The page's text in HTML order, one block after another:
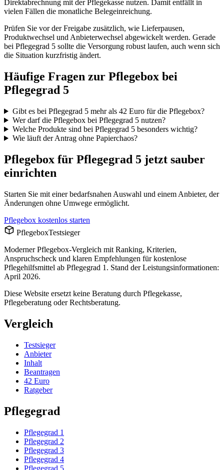
Direktabrechnung mit der Pflegekasse nutzen. Damit entfällt in
vielen Fällen die monatliche Belegeinreichung.
Prüfen Sie vor der Freigabe zusätzlich, wie Lieferpausen,
Produktwechsel und Anbieterwechsel abgewickelt werden. Gerade
bei Pflegegrad 5 sollte die Versorgung robust laufen, auch wenn sich
die Situation kurzfristig ändert.
Häufige Fragen zur Pflegebox bei
Pflegegrad 5
Gibt es bei Pflegegrad 5 mehr als 42 Euro für die Pflegebox?
Wer darf die Pflegebox bei Pflegegrad 5 nutzen?
Welche Produkte sind bei Pflegegrad 5 besonders wichtig?
Wie läuft der Antrag ohne Papierchaos?
Pflegebox für Pflegegrad 5 jetzt sauber
einrichten
Starten Sie mit einer bedarfsnahen Auswahl und einem Anbieter, der
Änderungen ohne Umwege ermöglicht.
Pflegebox kostenlos starten
PflegeboxTestsieger
Moderner Pflegebox-Vergleich mit Ranking, Kriterien,
Anspruchscheck und klaren Empfehlungen für kostenlose
Pflegehilfsmittel ab Pflegegrad 1. Stand der Leistungsinformationen:
April 2026.
Diese Website ersetzt keine Beratung durch Pflegekasse,
Pflegeberatung oder Rechtsberatung.
Vergleich
Testsieger
Anbieter
Inhalt
Beantragen
42 Euro
Ratgeber
Pflegegrad
Pflegegrad 1
Pflegegrad 2
Pflegegrad 3
Pflegegrad 4
Pflegegrad 5